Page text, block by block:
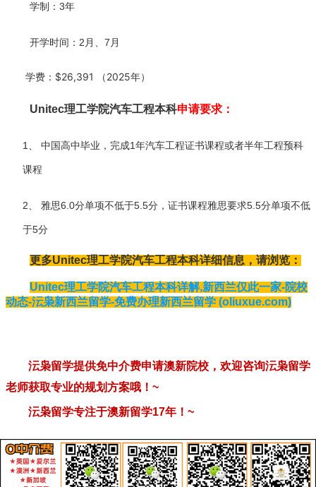
学制：3年
开学时间：2月、7月
学费：$26,391 （2025年）
Unitec理工学院汽车工程本科申请要求：
1、 中国高中毕业，完成1年汽车工程证书课程或者半年工程预科
课程
2、 雅思6.0分单项不低于5.5分，证书课程雅思要求5.5分单项不低
于5分
更多Unitec理工学院汽车工程本科详细信息，请浏览：
Unitec理工学院汽车工程本科详解,新西兰仅此一家-院校
动态-沄枭新西兰留学-免费办理新西兰留学 (oliuxue.com)
沄枭留学提供免中介费申请澳新院校，欢迎咨询沄枭留学
老师获取专业的规划方案哦！ ~
沄枭留学专注于澳新留学17年！ ~